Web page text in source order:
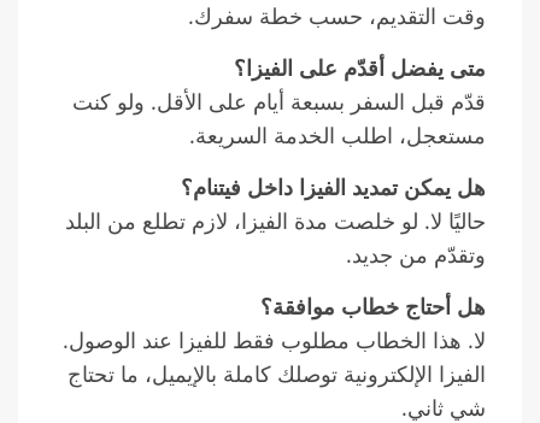
وقت التقديم، حسب خطة سفرك.
متى يفضل أقدّم على الفيزا؟
قدّم قبل السفر بسبعة أيام على الأقل. ولو كنت
مستعجل، اطلب الخدمة السريعة.
هل يمكن تمديد الفيزا داخل فيتنام؟
حاليًا لا. لو خلصت مدة الفيزا، لازم تطلع من البلد
وتقدّم من جديد.
هل أحتاج خطاب موافقة؟
لا. هذا الخطاب مطلوب فقط للفيزا عند الوصول.
الفيزا الإلكترونية توصلك كاملة بالإيميل، ما تحتاج
شي ثاني.